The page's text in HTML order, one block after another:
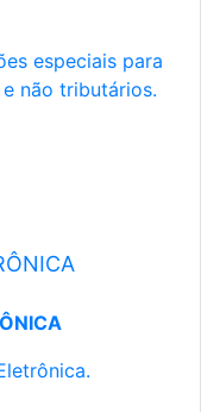
especiais para
não tributários.